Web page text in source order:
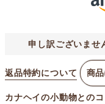
申し訳ございませ
返品特約について 商
カナヘイの小動物との